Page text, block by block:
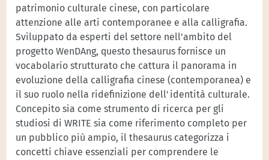
patrimonio culturale cinese, con particolare
attenzione alle arti contemporanee e alla calligrafia.
Sviluppato da esperti del settore nell'ambito del
progetto WenDAng, questo thesaurus fornisce un
vocabolario strutturato che cattura il panorama in
evoluzione della calligrafia cinese (contemporanea) e
il suo ruolo nella ridefinizione dell'identità culturale.
Concepito sia come strumento di ricerca per gli
studiosi di WRITE sia come riferimento completo per
un pubblico più ampio, il thesaurus categorizza i
concetti chiave essenziali per comprendere le